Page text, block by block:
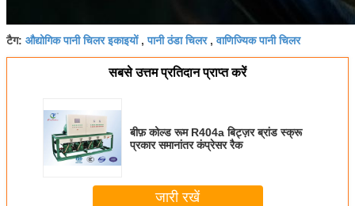
टैग: औद्योगिक पानी चिलर इकाइयों,पानी ठंडा चिलर,वाणिज्यिक पानी चिलर
सबसे उत्तम प्रतिदान प्राप्त करें
बीफ़ कोल्ड रूम R404a बिट्ज़र ब्रांड स्क्रू
प्रकार समानांतर कंप्रेसर रैक
जारी रखें